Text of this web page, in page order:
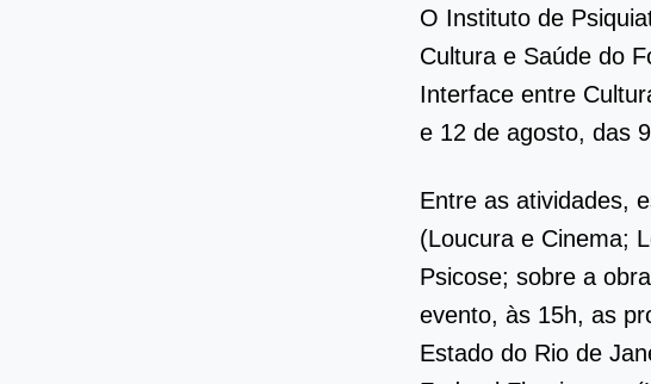
O Instituto de
Cultura e Saúde do
Interface entre
e 12 de agosto, das
Entre as atividades,
(Loucura e Cinema;
Psicose; sobre a
evento, às 15h, as
Estado do Rio de